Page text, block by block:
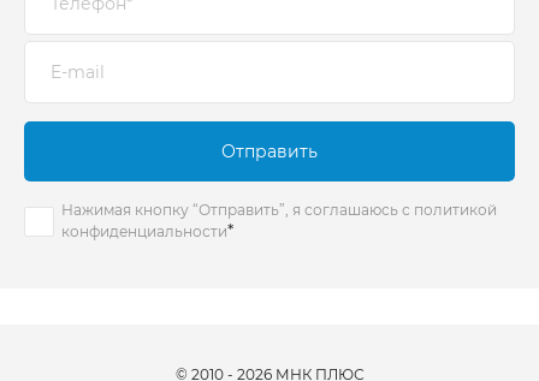
Отправить
Нажимая кнопку “Отправить”, я соглашаюсь с политикой
конфиденциальности*
© 2010 - 2026 МНК ПЛЮС